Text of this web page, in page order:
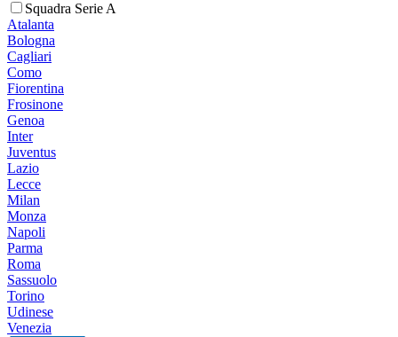
Squadra Serie A
Atalanta
Bologna
Cagliari
Como
Fiorentina
Frosinone
Genoa
Inter
Juventus
Lazio
Lecce
Milan
Monza
Napoli
Parma
Roma
Sassuolo
Torino
Udinese
Venezia